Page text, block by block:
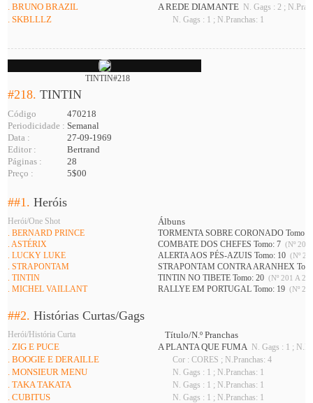
. BRUNO BRAZIL A REDE DIAMANTE N. Gags : 2 ;
. SKBLLLZ N. Gags : 1 ; N.Pranchas: 1
TINTIN#218
#218.TINTIN
Código
470218
Periodicidade : Semanal
Data :
27-09-1969
Editor :
Bertrand
Páginas :
28
Preço :
5$00
##1.Heróis
Herói/One Shot Álbuns
. BERNARD PRINCE
TORMENTA SOBRE CORONADO Tomo:
. ASTÉRIX
COMBATE DOS CHEFES Tomo: 7 (Nº 201
. LUCKY LUKE ALERTA AOS PÉS-AZUIS Tomo: 10 (Nº
. STRAPONTAM
STRAPONTAM CONTRA ARANHEX
. TINTIN
TINTIN NO TIBETE Tomo: 20 (Nº 201 A
. MICHEL VAILLANT RALLYE EM PORTUGAL Tomo: 19 (Nº
##2.Histórias Curtas/Gags
Herói/História Curta
Título/N.º Pranchas
. ZIG E PUCE
A PLANTA QUE FUMA N. Gags : 1 ;
. BOOGIE E DERAILLE Cor : CORES ; N.Pranchas: 4
. MONSIEUR MENU N. Gags : 1 ; N.Pranchas: 1
. TAKA TAKATA N. Gags : 1 ; N.Pranchas: 1
. CUBITUS N. Gags : 1 ; N.Pranchas: 1